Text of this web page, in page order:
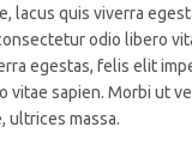
lacus quis viverra
odio libero
egestas, felis elit
vitae sapien. Morbi ut
ultrices massa.